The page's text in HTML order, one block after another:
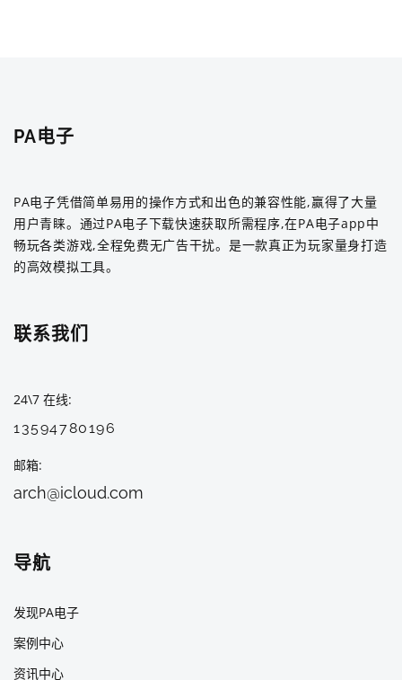
PA电子
PA电子凭借简单易用的操作方式和出色的兼容性能,赢得了大量
用户青睐。通过PA电子下载快速获取所需程序,在PA电子app中
畅玩各类游戏,全程免费无广告干扰。是一款真正为玩家量身打造
的高效模拟工具。
联系我们
24\7 在线
13594780196
邮箱
arch@icloud.com
导航
发现PA电子
案例中心
资讯中心